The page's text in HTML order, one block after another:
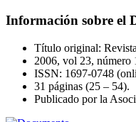
Información sobre el
Título original:
2006, vol 23, número
ISSN: 1697-0748
31 páginas (25 – 54).
Publicado por la